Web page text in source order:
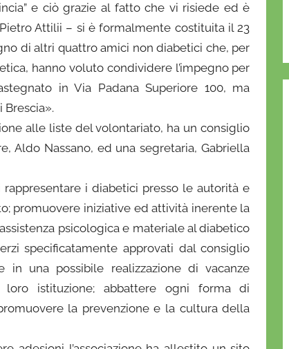
e ciò grazie al fatto che vi risiede ed è
Attilii – si è formalmente costituita il 23
di altri quattro amici non diabetici che, per
hanno voluto condividere l’impegno per
in Via Padana Superiore 100, ma
Brescia».
alle liste del volontariato, ha un consiglio
Aldo Nassano, ed una segretaria, Gabriella
i diabetici presso le autorità e
promuovere iniziative ed attività inerente la
psicologica e materiale al diabetico
specificatamente approvati dal consiglio
una possibile realizzazione di vacanze
istituzione; abbattere ogni forma di
la prevenzione e la cultura della